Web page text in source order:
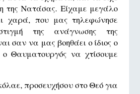
της Νατάσας. Είχαμε μεγάλο
χαρά, που μας τηλεφώνησε
της ανάγνωσης της
σαν να μας βοηθάει ο ίδιος ο
ο Θαυματουργός να χτίσουμε
προσευχήσου στο Θεό για